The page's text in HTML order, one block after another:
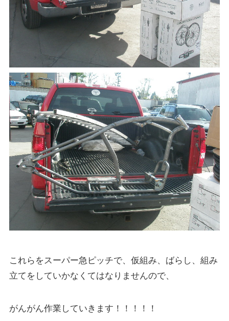
これらをスーパー急ピッチで、仮組み、ばらし、組み
立てをしていかなくてはなりませんので、
がんがん作業していきます！！！！！